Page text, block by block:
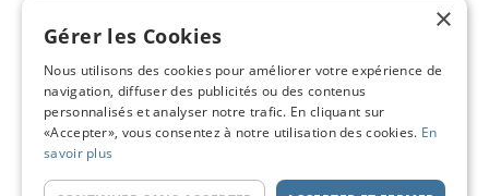
immatriculation, fiche d’identification, plaques
Changement de titulaire carte grise : étapes
détaillées, coûts réels et astuces pour éviter les
pièges
×
Gérer les Cookies
Nous utilisons des cookies pour améliorer votre expérience de
navigation, diffuser des publicités ou des contenus
personnalisés et analyser notre trafic. En cliquant sur
«Accepter», vous consentez à notre utilisation des cookies. En
savoir plus